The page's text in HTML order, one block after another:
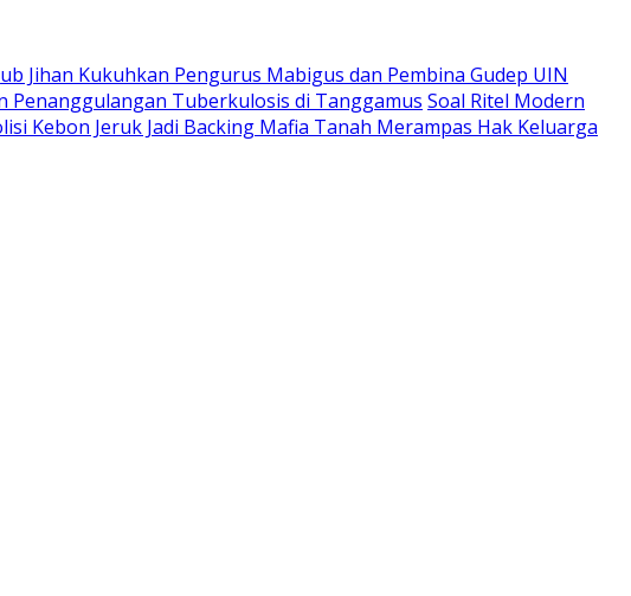
Jihan Kukuhkan Pengurus Mabigus dan Pembina Gudep UIN
Penanggulangan Tuberkulosis di Tanggamus Soal Ritel Modern
Kebon Jeruk Jadi Backing Mafia Tanah Merampas Hak Keluarga